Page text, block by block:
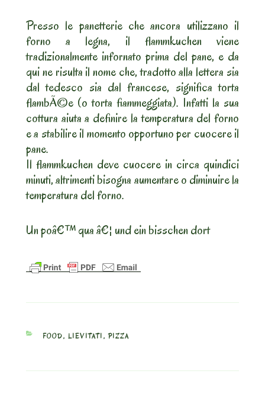
Presso le panetterie che ancora utilizzano il
forno a legna, il flammkuchen viene
tradizionalmente infornato prima del pane, e da
qui ne risulta il nome che, tradotto alla lettera sia
dal tedesco sia dal francese, significa torta
flambÃ©e (o torta fiammeggiata). Infatti la sua
cottura aiuta a definire la temperatura del forno
e a stabilire il momento opportuno per cuocere il
pane.
Il flammkuchen deve cuocere in circa quindici
minuti, altrimenti bisogna aumentare o diminuire la
temperatura del forno.
Un poâ€™ qua â€¦ und ein bisschen dort
CATEGORIES
FOOD, LIEVITATI ,PIZZA